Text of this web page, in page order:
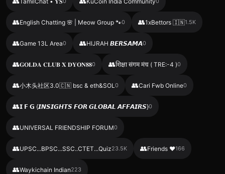
👥English Chatting 🌸 | Meow Group 🐾0 👥1xBettors 🇮🇳1.5K
👥Game 13L Area0 👥HIJRAH 𝘽𝙀𝙍𝙎𝘼𝙈𝘼0
👥𝐆𝐎𝐋𝐃𝐀 𝐂𝐋𝐔𝐁 𝐗 𝐃𝐘𝐎𝐍𝟖𝟖0 👥शिक्षा संगम मंच ( TRE:-4 )0
👥小木头社区3.0🇨🇳 bsc & eth&SOL 0 👥Cari Fwb Online0
👥𝗜 𝗙 𝗚 {𝙄𝙉𝙎𝙄𝙂𝙃𝙏𝙎 𝙁𝙊𝙍 𝙂𝙇𝙊𝘽𝘼𝙇 𝘼𝙁𝙁𝘼𝙄𝙍𝙎}0
👥UNIVERSAL FRIENDSHIP FORUM0
👥UPSC...BPSC...SSC..CTET...Quiz23.5K 👥Friends ❤️166
👥Waykichain Indian223